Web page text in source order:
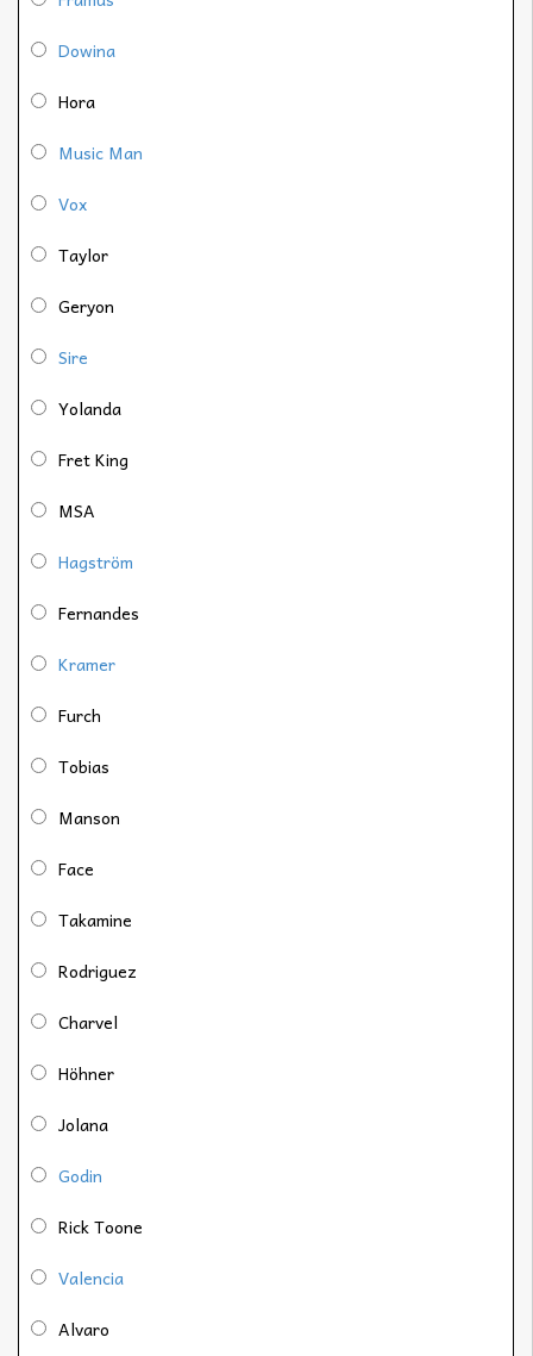
Dowina
Hora
Music Man
Vox
Taylor
Geryon
Sire
Yolanda
Fret King
MSA
Hagström
Fernandes
Kramer
Furch
Tobias
Manson
Face
Takamine
Rodriguez
Charvel
Höhner
Jolana
Godin
Rick Toone
Valencia
Alvaro